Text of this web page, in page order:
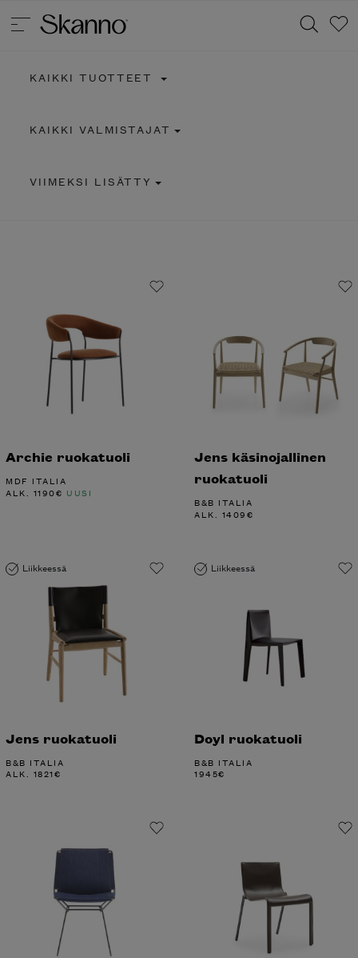
KAIKKI TUOTTEET
KAIKKI VALMISTAJAT
VIIMEKSI LISÄTTY
Archie ruokatuoli
MDF ITALIA
ALK. 1190€ UUSI
Jens käsinojallinen
ruokatuoli
B&B ITALIA
ALK. 1409€
Liikkeessä
Jens ruokatuoli
B&B ITALIA
ALK. 1821€
Liikkeessä
Doyl ruokatuoli
B&B ITALIA
1945€